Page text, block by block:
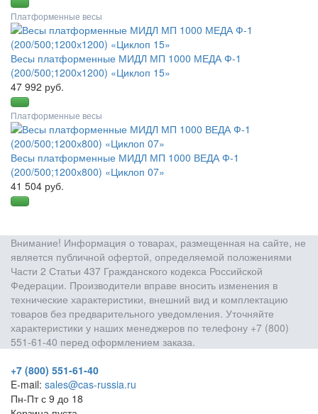
Платформенные весы
Весы платформенные МИДЛ МП 1000 МЕДА Ф-1
(200/500;1200х1200) «Циклоп 15»
47 992 руб.
Платформенные весы
Весы платформенные МИДЛ МП 1000 ВЕДА Ф-1
(200/500;1200х800) «Циклоп 07»
41 504 руб.
Внимание! Информация о товарах, размещенная на сайте, не
является публичной офертой, определяемой положениями
Части 2 Статьи 437 Гражданского кодекса Российской
Федерации. Производители вправе вносить изменения в
технические характеристики, внешний вид и комплектацию
товаров без предварительного уведомления. Уточняйте
характеристики у наших менеджеров по телефону +7 (800)
551-61-40 перед оформлением заказа.
+7 (800) 551-61-40
E-mail: sales@cas-russia.ru
Пн-Пт с 9 до 18